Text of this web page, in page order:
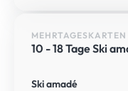
MEHRTAGESKARTEN
10 - 18 Tage Ski
Ski amadé